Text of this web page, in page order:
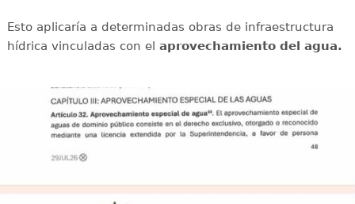
Esto aplicaría a determinadas obras de infraestructura
hídrica vinculadas con el aprovechamiento del agua.